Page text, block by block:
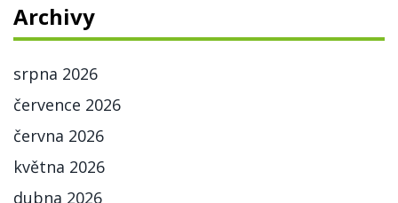
Archivy
srpna 2026
července 2026
června 2026
května 2026
dubna 2026